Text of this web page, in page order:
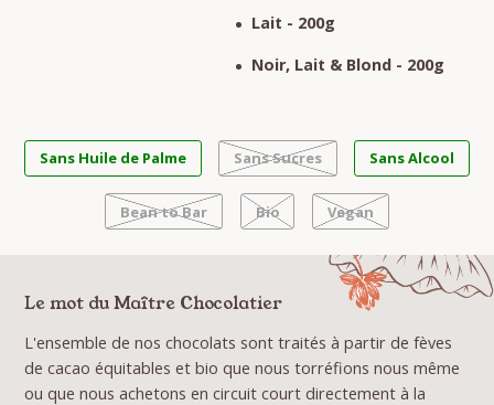
Lait - 200g
Noir, Lait & Blond - 200g
Sans Huile de Palme Sans Sucres Sans Alcool
Bean to Bar Bio Vegan
Le mot du Maître Chocolatier
L'ensemble de nos chocolats sont traités à partir de fèves
de cacao équitables et bio que nous torréfions nous même
ou que nous achetons en circuit court directement à la